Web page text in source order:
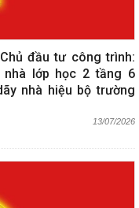
đầu tư công trình:
lớp học 2 tầng 6
nhà hiệu bộ trường
13/07/2026